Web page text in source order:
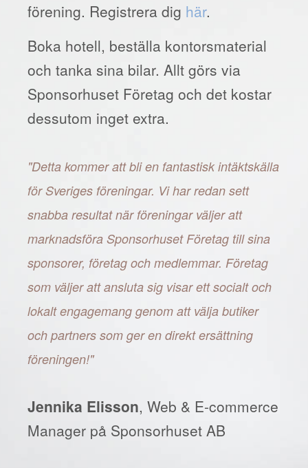
förening. Registrera dig här.
Boka hotell, beställa kontorsmaterial
och tanka sina bilar. Allt görs via
Sponsorhuset Företag och det kostar
dessutom inget extra.
"Detta kommer att bli en fantastisk intäktskälla
för Sveriges föreningar. Vi har redan sett
snabba resultat när föreningar väljer att
marknadsföra Sponsorhuset Företag till sina
sponsorer, företag och medlemmar. Företag
som väljer att ansluta sig visar ett socialt och
lokalt engagemang genom att välja butiker
och partners som ger en direkt ersättning
föreningen!"
Jennika Elisson, Web & E-commerce
Manager på Sponsorhuset AB